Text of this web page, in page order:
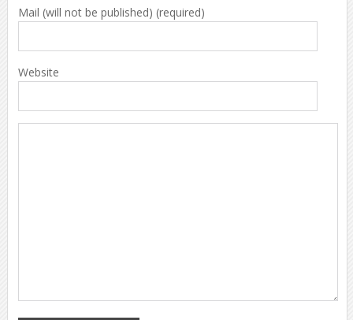
Mail (will not be published) (required)
Website